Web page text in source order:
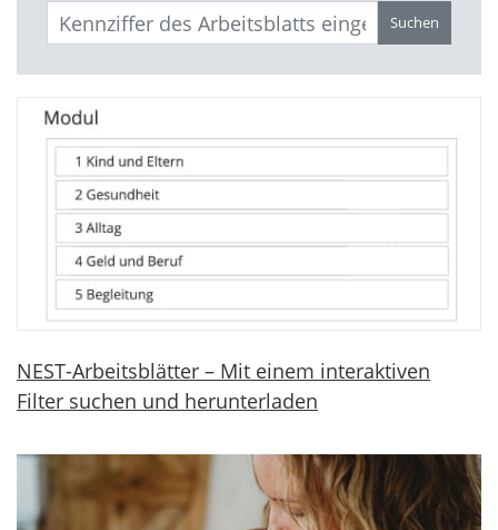
NEST-Arbeitsblätter – Mit einem interaktiven
Filter suchen und herunterladen